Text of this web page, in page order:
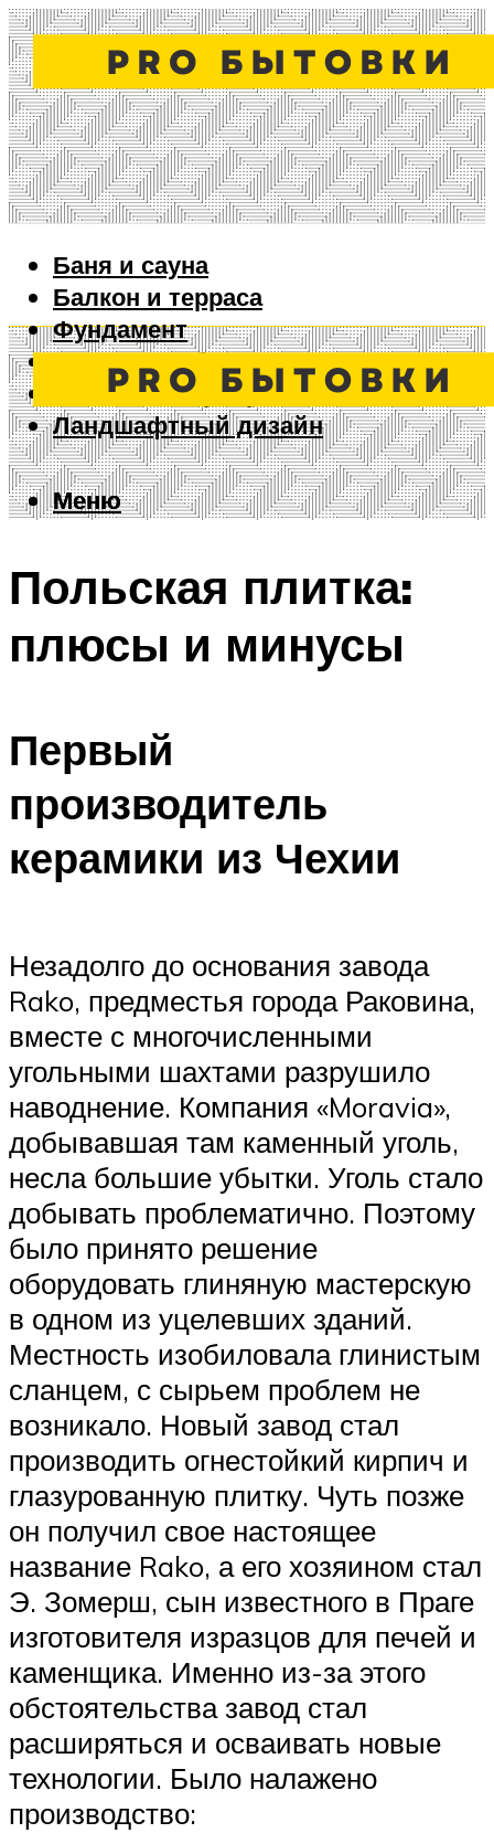
Баня и сауна
Балкон и терраса
Фундамент
Ворота и забор
Дизайн интерьера
Ландшафтный дизайн
Меню
Меню
Польская плитка:
плюсы и минусы
Первый
производитель
керамики из Чехии
Незадолго до основания завода
Rako, предместья города Раковина,
вместе с многочисленными
угольными шахтами разрушило
наводнение. Компания «Moravia»,
добывавшая там каменный уголь,
несла большие убытки. Уголь стало
добывать проблематично. Поэтому
было принято решение
оборудовать глиняную мастерскую
в одном из уцелевших зданий.
Местность изобиловала глинистым
сланцем, с сырьем проблем не
возникало. Новый завод стал
производить огнестойкий кирпич и
глазурованную плитку. Чуть позже
он получил свое настоящее
название Rako, а его хозяином стал
Э. Зомерш, сын известного в Праге
изготовителя изразцов для печей и
каменщика. Именно из-за этого
обстоятельства завод стал
расширяться и осваивать новые
технологии. Было налажено
производство: